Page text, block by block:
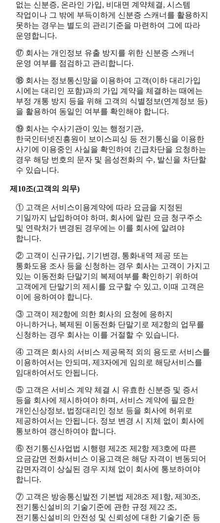
없는 신분증, 온라인 가입, 비대면 계약체결, 시스템
작업이나 그 밖에 부득이하게 신분증 스캐너를 활용하지
못하는 경우는 별도의 관리기준을 마련하여 그에 따라
운영합니다.
⑰ 회사는 개인정보 유출 방지를 위한 신분증 스캐너
운영 여부를 점검하고 관리합니다.
⑱ 회사는 정보통신망을 이용하여 고객(이하 대리가입
시에는 대리인 포함)과의 가입 계약을 체결하는 때에는
부정 개통 방지 등을 위해 고객의 식별정보(연계정보 등)
을 활용하여 동일인 여부를 확인해야 합니다.
⑲ 회사는 수사기관이 있는 행정기관,
한국인터넷진흥원이 보이스피싱 등 전기통신을 이용한
사기에 이용중인 사실을 확인하여 긴급차단을 요청하는
경우 해당 번호의 문자 및 음성전화의 수, 발신을 차단할
수 있습니다.
제10조(고객의 의무)
① 고객은 서비스이용계약에 따라 요금을 지정된
기일까지 납입하여야 하며, 회사에 알린 요금 청구주소
및 연락처가 변경된 경우에는 이를 회사에 알려야
합니다.
② 고객이 신규가입, 기기변경, 통화내역 제공 또는
통화도용 조사 등을 신청하는 경우 회사는 고객이 가지고
있는 이동전화 단말기의 복제여부를 확인하기 위하여
고객에게 단말기의 제시를 요구할 수 있고, 이때 고객은
이에 응하여야 합니다.
③ 고객이 제2항에 의한 회사의 요청에 응하지
아니하거나, 복제된 이동전화 단말기로 제2항의 업무를
신청하는 경우 회사는 이를 거절할 수 있습니다.
④ 고객은 회사의 서비스 제공목적 외의 용도로 서비스를
이용하여서는 안되며, 제3자에게 임의로 해당서비스를
임대하여서도 안됩니다.
⑤ 고객은 서비스 계약 체결 시 유효한 신분증 및 증서
등을 회사에 제시하여야 하며, 서비스 계약에 필요한
개인신상정보, 법정대리인 정보 등을 회사에 허위로
제공하여서는 안됩니다. 정보 변경 시 지체 없이 회사에
통보하여 갱신하여야 합니다.
⑥ 전기통신사업법 시행령 제2조 제2항 제3호에 따른
요금감면 전화서비스 이용고객은 해당 자격이 변동되어
감면자격이 상실된 경우 지체 없이 회사에 통보하여야
합니다.
⑦ 고객은 방송통신발전 기본법 제28조 제1항, 제30조,
전기통신설비의 기술기준에 관한 규정 제22 조,
전기통신설비의 안전성 및 신뢰성에 대한 기술기준 등